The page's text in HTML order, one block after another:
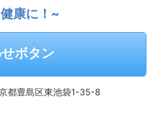
康に！~
ボタン
都豊島区東池袋1-35-8